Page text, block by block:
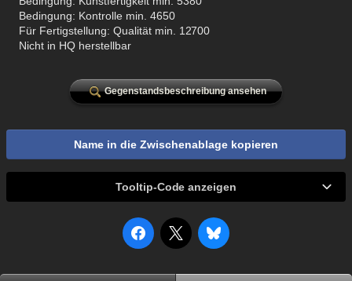
Bedingung: Kontrolle min. 4650
Für Fertigstellung: Qualität min. 12700
Nicht in HQ herstellbar
Gegenstandsbeschreibung ansehen
Name in die Zwischenablage kopieren
Tooltip-Code anzeigen